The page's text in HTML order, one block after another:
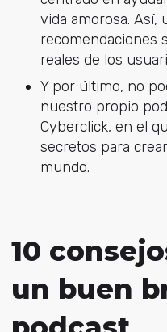
vida amorosa. Así,
recomendaciones
reales de los
Y por último, no
nuestro propio
Cyberclick, en el
secretos para
mundo.
10
un buen